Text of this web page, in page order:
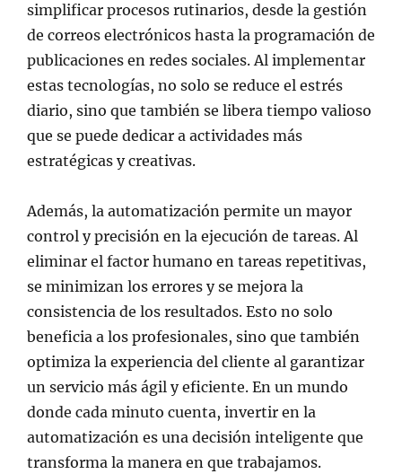
simplificar procesos rutinarios, desde la gestión
de correos electrónicos hasta la programación de
publicaciones en redes sociales. Al implementar
estas tecnologías, no solo se reduce el estrés
diario, sino que también se libera tiempo valioso
que se puede dedicar a actividades más
estratégicas y creativas.
Además, la automatización permite un mayor
control y precisión en la ejecución de tareas. Al
eliminar el factor humano en tareas repetitivas,
se minimizan los errores y se mejora la
consistencia de los resultados. Esto no solo
beneficia a los profesionales, sino que también
optimiza la experiencia del cliente al garantizar
un servicio más ágil y eficiente. En un mundo
donde cada minuto cuenta, invertir en la
automatización es una decisión inteligente que
transforma la manera en que trabajamos.